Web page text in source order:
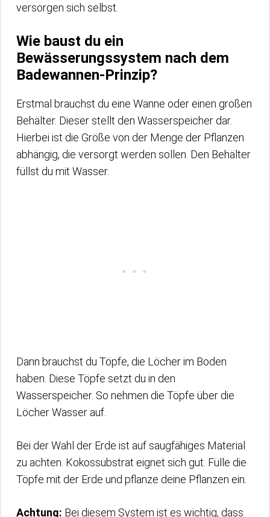
versorgen sich selbst.
Wie baust du ein
Bewässerungssystem nach dem
Badewannen-Prinzip?
Erstmal brauchst du eine Wanne oder einen großen
Behälter. Dieser stellt den Wasserspeicher dar.
Hierbei ist die Größe von der Menge der Pflanzen
abhängig, die versorgt werden sollen. Den Behälter
füllst du mit Wasser.
Dann brauchst du Töpfe, die Löcher im Boden
haben. Diese Töpfe setzt du in den
Wasserspeicher. So nehmen die Töpfe über die
Löcher Wasser auf.
Bei der Wahl der Erde ist auf saugfähiges Material
zu achten. Kokossubstrat eignet sich gut. Fülle die
Töpfe mit der Erde und pflanze deine Pflanzen ein.
Achtung: Bei diesem System ist es wichtig, dass